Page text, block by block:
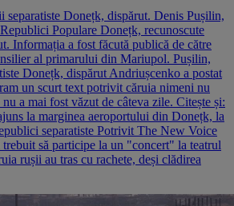
Donețk, dispărut. Denis Pușilin,
Populare Donețk, recunoscute
Informația a fost făcută publică de către
al primarului din Mariupol. Pușilin,
Donețk, dispărut Andriușcenko a postat
un scurt text potrivit căruia nimeni nu
a mai fost văzut de câteva zile. Citește și:
la marginea aeroportului din Donețk, la
separatiste Potrivit The New Voice
să participe la un "concert" la teatrul
rușii au tras cu rachete, deși clădirea